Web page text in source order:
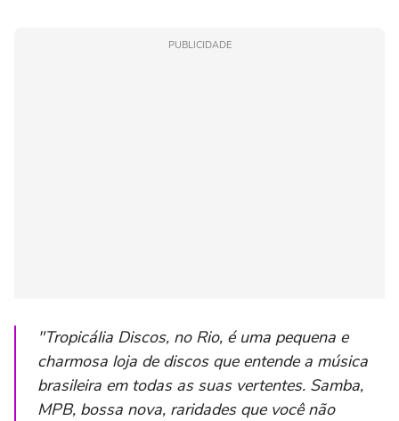
PUBLICIDADE
"Tropicália Discos, no Rio, é uma pequena e
charmosa loja de discos que entende a música
brasileira em todas as suas vertentes. Samba,
MPB, bossa nova, raridades que você não